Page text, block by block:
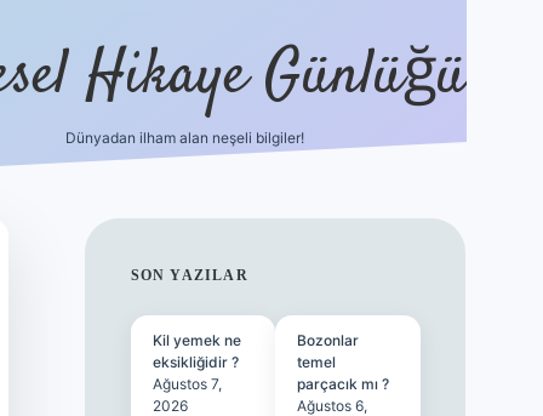
Hikaye Günlüğü
Dünyadan ilham alan neşeli bilgiler!
SIDEBAR
SON YAZILAR
Kil yemek ne
eksikliğidir ?
Ağustos 7,
2026
Bozonlar
temel
parçacık mı ?
Ağustos 6,
betexper